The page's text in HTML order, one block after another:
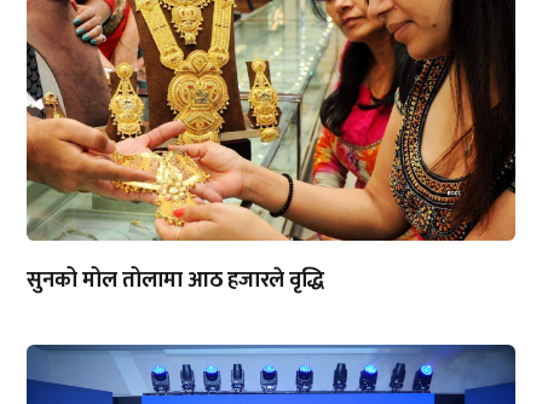
सुनको मोल तोलामा आठ हजारले वृद्धि